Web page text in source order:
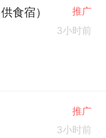
食宿） 推广
3小时前
推广
3小时前